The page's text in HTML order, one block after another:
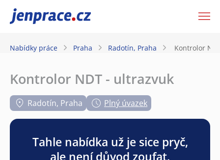
JenPráce.cz
Nabídky práce Praha Radotín, Praha Kontrolor
Kontrolor NDT - ultrazvuk
Radotín, Praha Plný úvazek
Tahle nabídka už je sice pryč,
ale není důvod zoufat.